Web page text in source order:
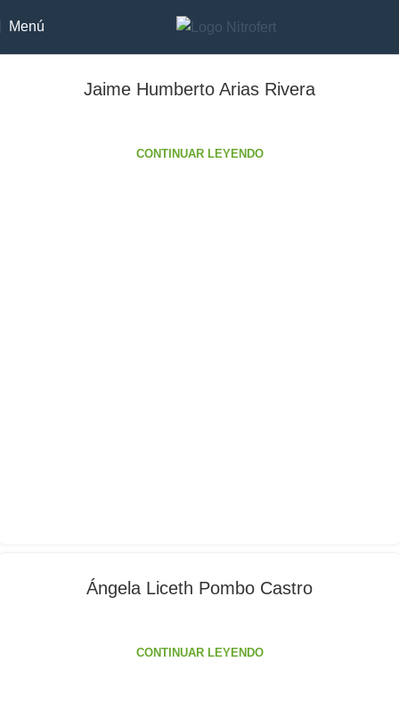
Menú
Jaime Humberto Arias Rivera
CONTINUAR LEYENDO
Ángela Liceth Pombo Castro
CONTINUAR LEYENDO